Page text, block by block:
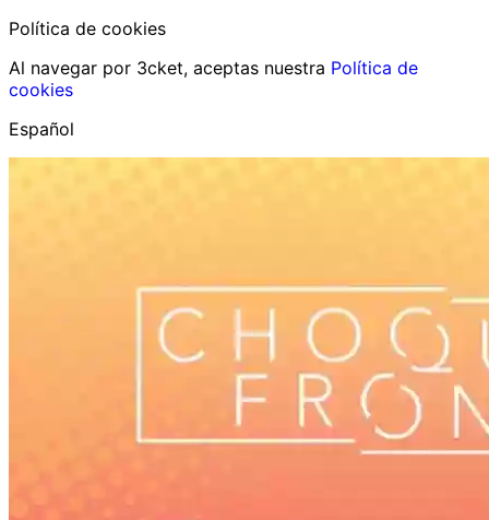
Política de cookies
Al navegar por 3cket, aceptas nuestra Política de
cookies
Español